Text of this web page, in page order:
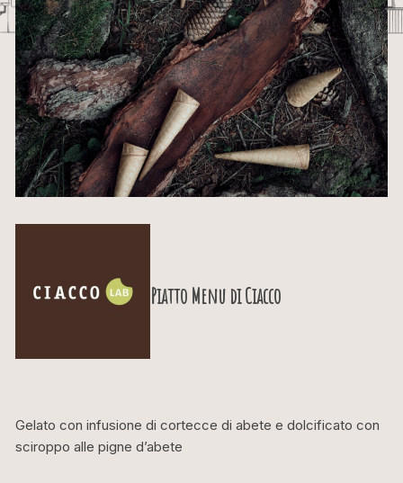
Piatto Menu diCiacco
Gelato con infusione di cortecce di abete e dolcificato con
sciroppo alle pigne d’abete